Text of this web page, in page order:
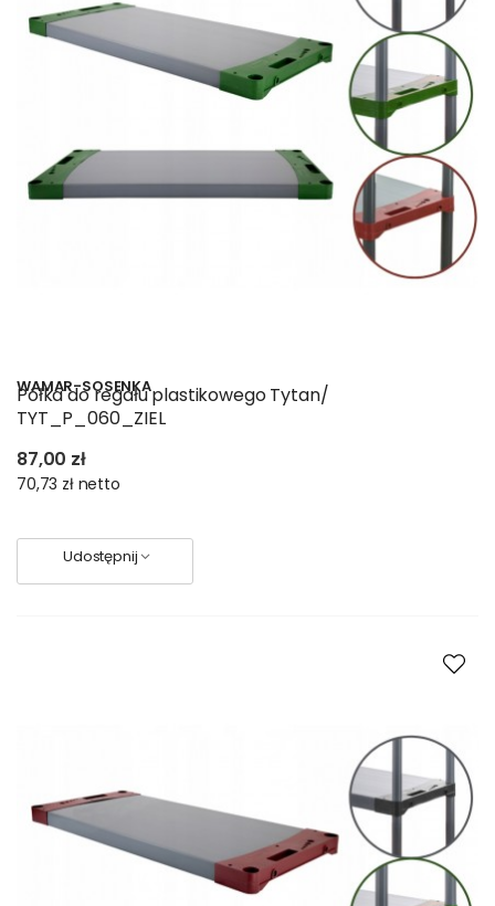
WAMAR-SOSENKA
Półka do regału plastikowego Tytan/
TYT_P_060_ZIEL
87,00 zł
70,73 zł netto
Udostępnij